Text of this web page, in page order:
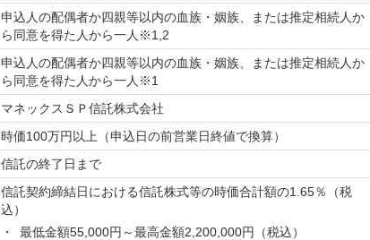
申込人の配偶者か四親等以内の血族・姻族、または推定相続人か
ら同意を得た人から一人※1,2
申込人の配偶者か四親等以内の血族・姻族、または推定相続人か
ら同意を得た人から一人※1
マネックスＳＰ信託株式会社
時価100万円以上（申込日の前営業日終値で換算）
信託の終了日まで
信託契約締結日における信託株式等の時価合計額の1.65％（税
込）
最低金額55,000円～最高金額2,200,000円（税込）